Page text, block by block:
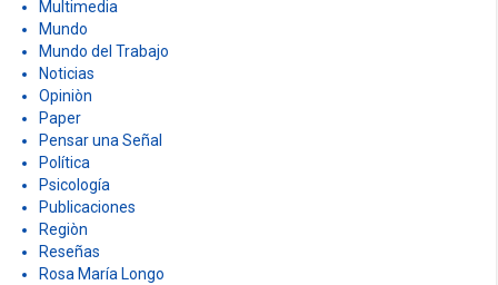
Multimedia
Mundo
Mundo del Trabajo
Noticias
Opiniòn
Paper
Pensar una Señal
Política
Psicología
Publicaciones
Regiòn
Reseñas
Rosa María Longo